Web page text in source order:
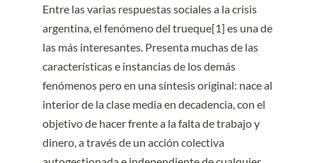
Farah Armouch, Michèle Paulin, Michel Laroche(2024)
Is it fashionable to swap clothes? The moderating role of culture.
Journal of Consumer Behaviour, 23(5), 2693.
Juana Camacho‐Otero, Ida Nilstad Pettersen, Casper Boks(2020)
Consumer engagement in the circular economy: Exploring clothes
swapping in emerging economies from a social practice perspective.
Sustainable Development, 28(1), 279.
Entre las varias respuestas sociales a la crisis
argentina, el fenómeno del trueque[1] es una de
las más interesantes. Presenta muchas de las
características e instancias de los demás
fenómenos pero en una síntesis original: nace al
interior de la clase media en decadencia, con el
objetivo de hacer frente a la falta de trabajo y
dinero, a través de un acción colectiva